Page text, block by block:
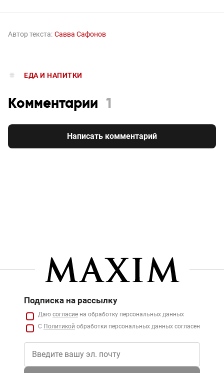
Автор текста: Савва Сафонов
ЕДА И НАПИТКИ
Комментарии 1
Написать комментарий
Подписка на рассылку
Даю согласие на обработку персональных данных
С Политикой обработки персональных данных согласен